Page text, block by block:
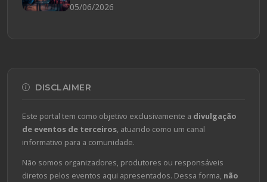
05/06/2026
DISCLAIMER
Este portal tem como objetivo exclusivamente a divulgação
de eventos de terceiros, atuando como um canal
informativo para a comunidade.
Não somos organizadores, produtores ou responsáveis
diretos pelos eventos aqui apresentados. Dessa forma, não